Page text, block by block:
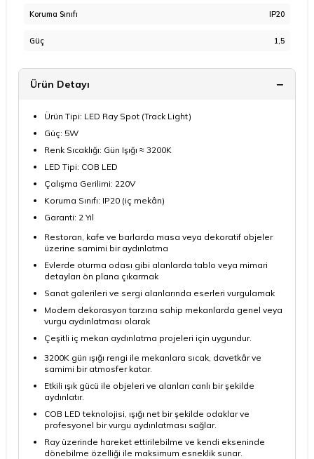
Koruma Sınıfı IP20
Güç 1,5
Ürün Detayı
Ürün Tipi: LED Ray Spot (Track Light)
Güç: 5W
Renk Sıcaklığı: Gün Işığı ≈ 3200K
LED Tipi: COB LED
Çalışma Gerilimi: 220V
Koruma Sınıfı: IP20 (iç mekân)
Garanti: 2 Yıl
Restoran, kafe ve barlarda masa veya dekoratif objeler
üzerine samimi bir aydınlatma
Evlerde oturma odası gibi alanlarda tablo veya mimari
detayları ön plana çıkarmak
Sanat galerileri ve sergi alanlarında eserleri vurgulamak
Modern dekorasyon tarzına sahip mekanlarda genel veya
vurgu aydınlatması olarak
Çeşitli iç mekan aydınlatma projeleri için uygundur.
3200K gün ışığı rengi ile mekanlara sıcak, davetkâr ve
samimi bir atmosfer katar.
Etkili ışık gücü ile objeleri ve alanları canlı bir şekilde
aydınlatır.
COB LED teknolojisi, ışığı net bir şekilde odaklar ve
profesyonel bir vurgu aydınlatması sağlar.
Ray üzerinde hareket ettirilebilme ve kendi ekseninde
dönebilme özelliği ile maksimum esneklik sunar.